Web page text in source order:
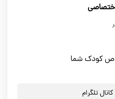
کودک شما
تلگرام